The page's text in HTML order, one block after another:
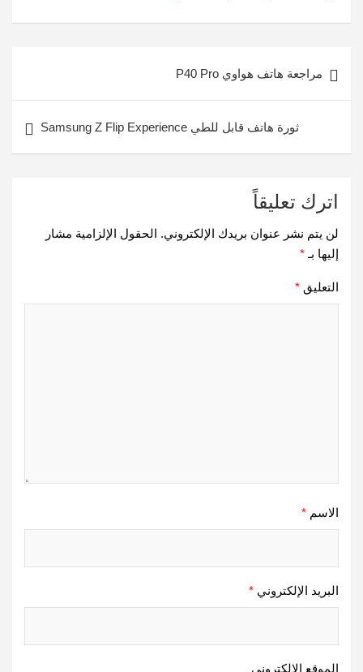
المقالات
مراجعة هاتف هواوي P40 Pro
ثورة هاتف قابل للطي Samsung Z Flip Experience
اترك تعليقاً
لن يتم نشر عنوان بريدك الإلكتروني. الحقول الإلزامية مشار
إليها بـ *
التعليق *
الاسم *
البريد الإلكتروني *
الموقع الإلكتروني